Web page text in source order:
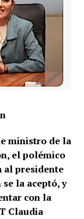
ministro de la
el polémico
al presidente
la aceptó, y
con la
Claudia